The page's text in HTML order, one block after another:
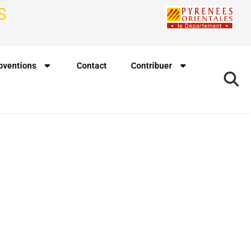
Contact Contribuer